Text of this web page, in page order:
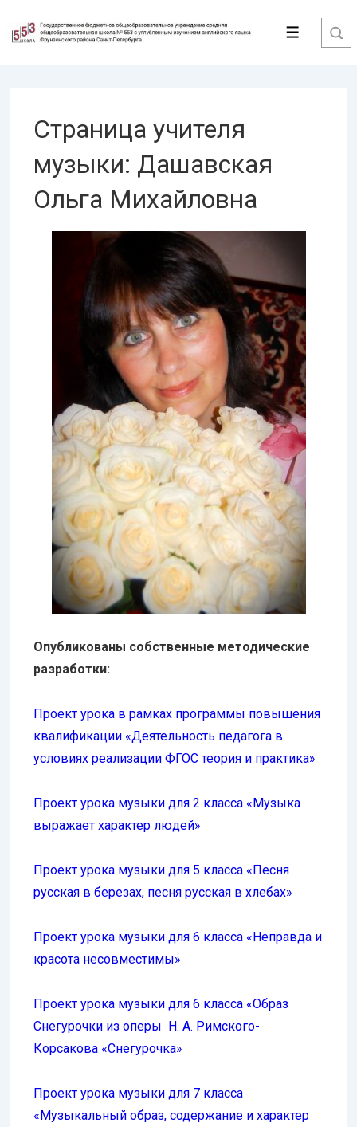
Перейти
Меню
Страница учителя
музыки: Дашавская
Ольга Михайловна
Опубликованы собственные методические
разработки:
Проект урока в рамках программы повышения
квалификации «Деятельность педагога в
условиях реализации ФГОС теория и практика»
Проект урока музыки для 2 класса «Музыка
выражает характер людей»
Проект урока музыки для 5 класса «Песня
русская в березах, песня русская в хлебах»
Проект урока музыки для 6 класса «Неправда и
красота несовместимы»
Проект урока музыки для 6 класса «Образ
Снегурочки из оперы Н. А. Римского-
Корсакова «Снегурочка»
Проект урока музыки для 7 класса
«Музыкальный образ, содержание и характер